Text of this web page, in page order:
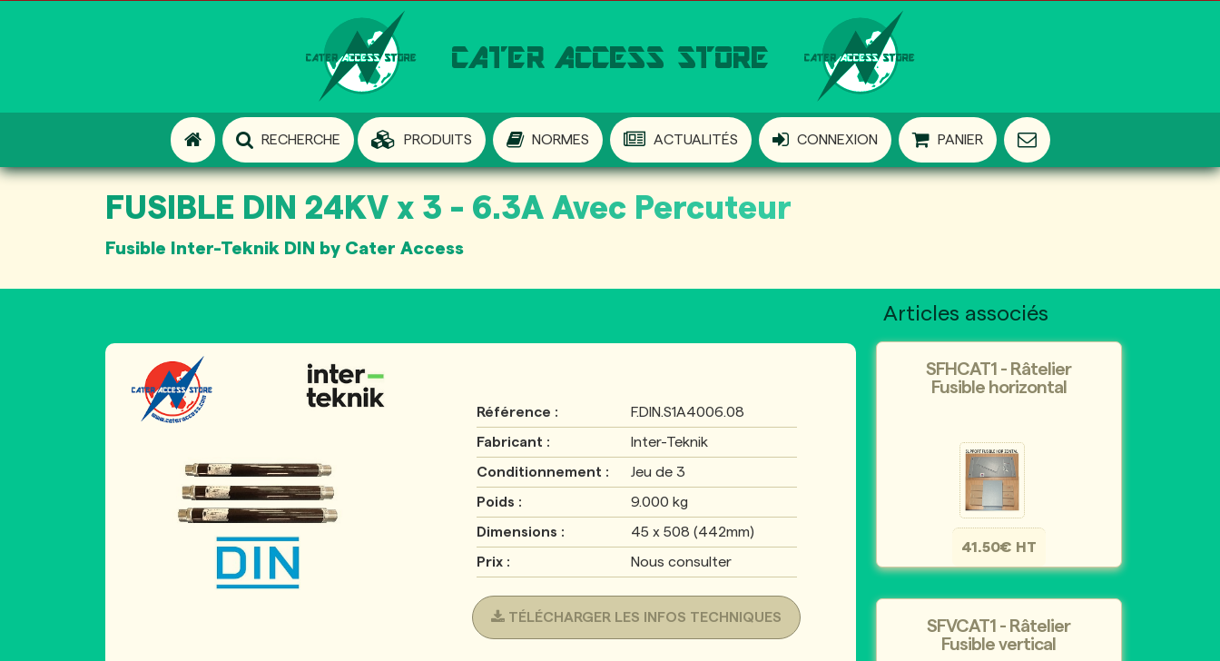
RECHERCHE PRODUITS NORMES ACTUALITÉS CONNEXION PANIER
FUSIBLE DIN 24KV x 3 - 6.3A Avec Percuteur
Fusible Inter-Teknik DIN by Cater Access
Référence : F.DIN.S1A4006.08
Fabricant : Inter-Teknik
Conditionnement : Jeu de 3
Poids : 9.000 kg
Dimensions : 45 x 508 (442mm)
Prix : Nous consulter
TÉLÉCHARGER LES INFOS TECHNIQUES
Articles associés
SFHCAT1 - Râtelier
Fusible horizontal
41.50€ HT
SFVCAT1 - Râtelier
Fusible vertical